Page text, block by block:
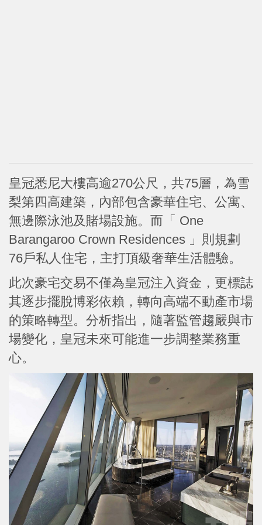
皇冠悉尼大樓高逾270公尺，共75層，為雪
梨第四高建築，內部包含豪華住宅、公寓、
無邊際泳池及賭場設施。而「 One
Barangaroo Crown Residences 」則規劃
76戶私人住宅，主打頂級奢華生活體驗。
此次豪宅交易不僅為皇冠注入資金，更標誌
其逐步擺脫博彩依賴，轉向高端不動產市場
的策略轉型。分析指出，隨著監管趨嚴與市
場變化，皇冠未來可能進一步調整業務重
心。